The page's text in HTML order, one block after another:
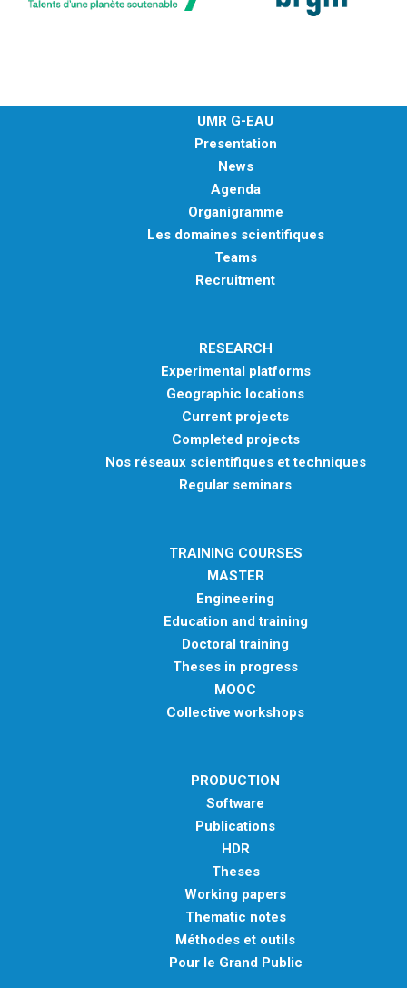
UMR G-EAU
Presentation
News
Agenda
Organigramme
Les domaines scientifiques
Teams
Recruitment
RESEARCH
Experimental platforms
Geographic locations
Current projects
Completed projects
Nos réseaux scientifiques et techniques
Regular seminars
TRAINING COURSES
MASTER
Engineering
Education and training
Doctoral training
Theses in progress
MOOC
Collective workshops
PRODUCTION
Software
Publications
HDR
Theses
Working papers
Thematic notes
Méthodes et outils
Pour le Grand Public